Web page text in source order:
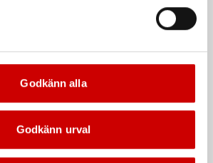
Godkänn alla
Godkänn urval